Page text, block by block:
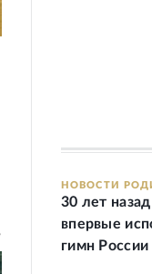
НОВОСТИ
30 лет
впервые
гимн России